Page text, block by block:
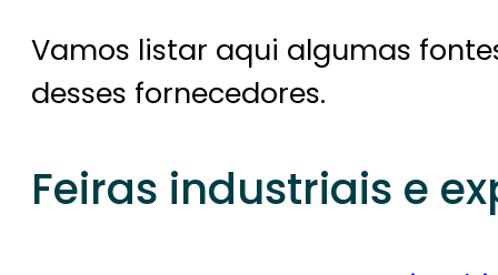
Vamos listar aqui algumas
desses fornecedores.
Feiras industriais e